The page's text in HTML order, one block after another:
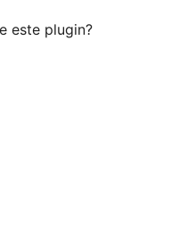
este plugin?